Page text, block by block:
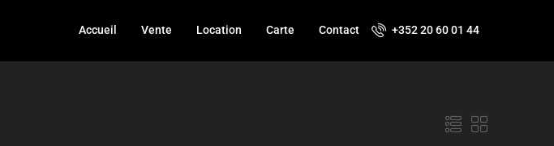
Accueil Vente Location Carte Contact +352 20 60 01 44